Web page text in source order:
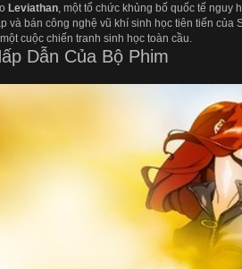
Leviathan , một tổ chức khủng bố quốc tế nguy
và bán công nghệ vũ khí sinh học tiên tiến của
cuộc chiến tranh sinh học toàn cầu.
Dẫn Của Bộ Phim